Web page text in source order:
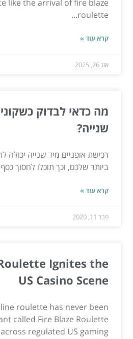
like the arrival of fire blaze
roulette...
קרא עוד »
אוג 26, 2025
מה כדאי לבדוק
שנייה?
רכישת אופניים מיד שנייה יכולה
ביותר שלכם, וכך תוכלו לחסוך
קרא עוד »
פבר 11, 2020
Ignites the
US Casino Scene
roulette has never been
called Fire Blaze Roulette
regulated US gaming